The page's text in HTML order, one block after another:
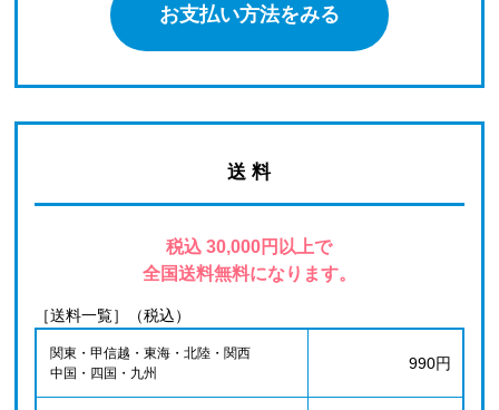
お支払い方法をみる
送 料
税込 30,000円以上で
全国送料無料になります。
［送料一覧］（税込）
関東・甲信越・東海・北陸・関西
中国・四国・九州
990円